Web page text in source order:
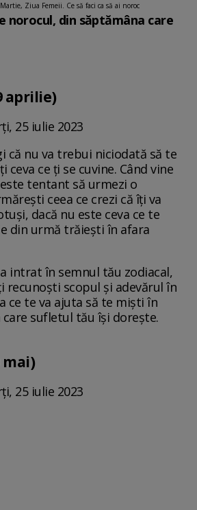
Ziua Femeii. Ce să faci ca să ai noroc
norocul, din săptămâna care
aprilie)
25 iulie 2023
că nu va trebui niciodată să te
ceva ce ți se cuvine. Când vine
tentant să urmezi o
ceea ce crezi că îți va
dacă nu este ceva ce te
din urmă trăiești în afara
intrat în semnul tău zodiacal,
recunoști scopul și adevărul în
ce te va ajuta să te miști în
sufletul tău își dorește.
mai)
25 iulie 2023